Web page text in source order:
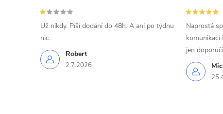
Robert
2.7.2026
Už nikdy. Píší dodání do 48h. A ani po týdnu
nic.
Naprostá
komunikací
jen